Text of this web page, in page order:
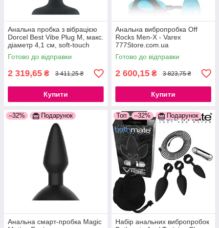
Анальна пробка з вібрацією
Dorcel Best Vibe Plug M, макс.
діаметр 4,1 см, soft-touch
силікон 777Store.com.ua
Готово до відправки
2 319,65 ₴ 3 411,25 ₴
Купити
Анальна вибропробка Off
Rocks Men-X - Varex
777Store.com.ua
Готово до відправки
2 600,15 ₴ 3 823,75 ₴
Купити
–32% Подарунок
Анальна смарт-пробка Magic
Топ –32% Подарунок
Набір анальних вибропробок